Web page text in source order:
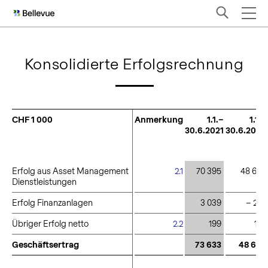
Konsolidierte Erfolgsrechnung
CHF 1 000 Anmerkung
1.1.–
30.6.2021
1.1.–
30.6.2020
Erfolg aus Asset Management
Dienstleistungen
2.1 70 395 48 680
Erfolg Finanzanlagen 3 039 – 220
Übriger Erfolg netto 2.2 199 179
Geschäftsertrag 73 633 48 639
CHF 1 000
Erfolg aus Asset Management
Dienstleistungen
Erfolg Finanzanlagen
Übriger Erfolg netto
Geschäftsertrag